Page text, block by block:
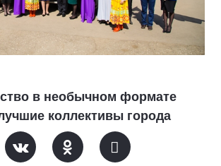
в необычном формате
коллективы города